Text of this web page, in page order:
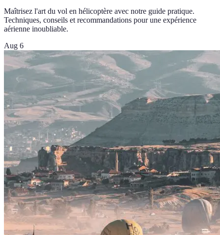
Maîtrisez l'art du vol en hélicoptère avec notre guide pratique.
Techniques, conseils et recommandations pour une expérience
aérienne inoubliable.
Aug 6